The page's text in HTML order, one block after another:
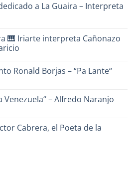
a La Guaira – Interpreta
🎹 Iriarte interpreta Cañonazo
Ronald Borjas – “Pa Lante“
Venezuela“ – Alfredo Naranjo
Cabrera, el Poeta de la